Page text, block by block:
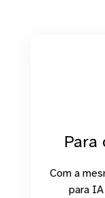
Para
Com a
para